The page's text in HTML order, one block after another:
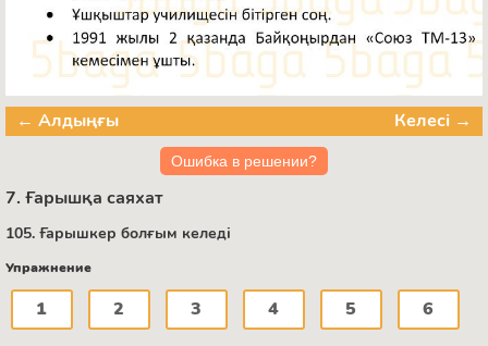
← Алдыңғы Келесі →
Ошибка в решении?
7. Ғарышқа саяхат
105. Ғарышкер болғым келеді
Упражнение
1 2 3 4 5 6